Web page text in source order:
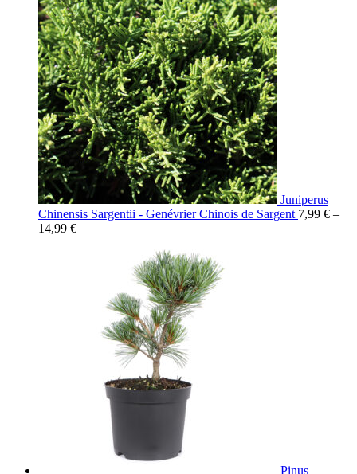
Juniperus
Chinensis Sargentii - Genévrier Chinois de Sargent 7,99 € –
14,99 €
Pinus